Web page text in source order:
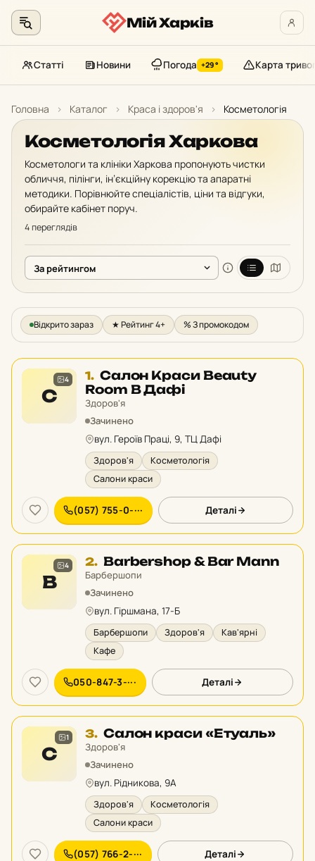
контенту
Мій Харків
Статті Новини Погода +29° Карта
Головна › Каталог › Краса і здоров'я › Косметологія
Косметологія Харкова
Косметологи та клініки Харкова пропонують чистки
обличчя, пілінги, ін’єкційну корекцію та апаратні
методики. Порівнюйте спеціалістів, ціни та відгуки,
обирайте кабінет поруч.
4 переглядів
Відкрито зараз ★ Рейтинг 4+ % З промокодом
С
4 1. Місце
1
у
рейтингу:
Салон Краси Beauty
Room В Дафі
Здоров'я
Зачинено
вул. Героїв Праці, 9, ТЦ Дафі
Здоров'я
Косметологія
Салони краси
(057) 755-0-··· Деталі
B
4 2. Місце
2
у
Barbershop & Bar Mann
Барбершопи
Зачинено
вул. Гіршмана, 17-Б
Барбершопи Здоров'я
Кав'ярні
Кафе
050-847-3-··· Деталі
С
1 3. Місце
3
у
Салон краси «Етуаль»
Здоров'я
Зачинено
вул. Рідникова, 9А
Здоров'я
Косметологія
Салони краси
(057) 766-2-··· Деталі